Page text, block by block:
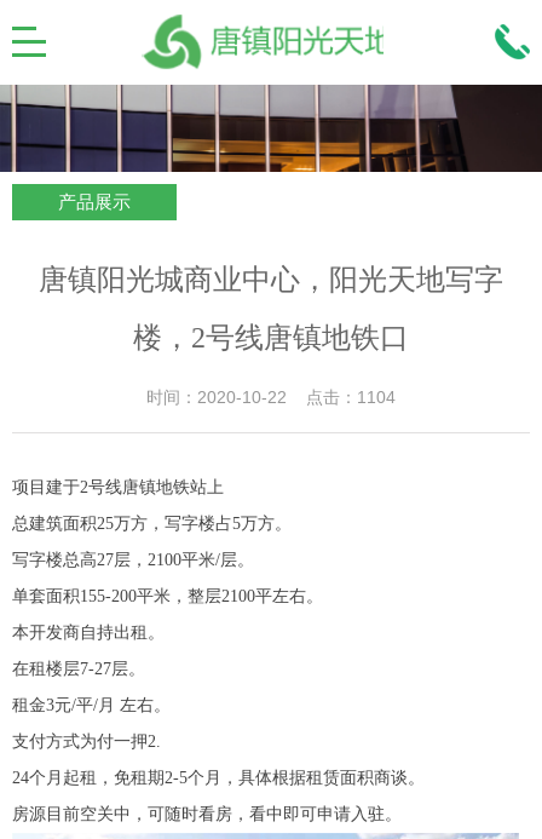
产品展示
唐镇阳光城商业中心，阳光天地写字
楼，2号线唐镇地铁口
时间：2020-10-22 点击：1104
项目建于2号线唐镇地铁站上
总建筑面积25万方，写字楼占5万方。
写字楼总高27层，2100平米/层。
单套面积155-200平米，整层2100平左右。
本开发商自持出租。
在租楼层7-27层。
租金3元/平/月 左右。
支付方式为付一押2.
24个月起租，免租期2-5个月，具体根据租赁面积商谈。
房源目前空关中，可随时看房，看中即可申请入驻。